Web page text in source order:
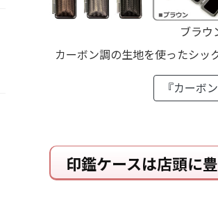
ブラウ
カーボン調の生地を使ったシッ
『カーボ
印鑑ケースは店頭に